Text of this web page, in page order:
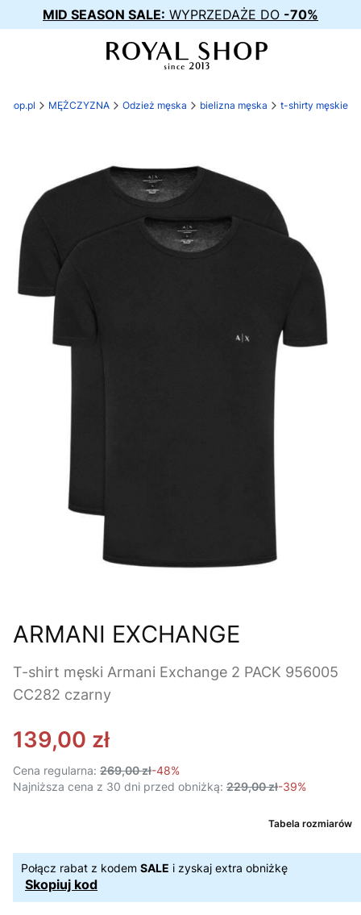
MID SEASON SALE: WYPRZEDAŻE DO -70%
MĘŻCZYZNA Odzież męska bielizna męska t-shirty męskie
ARMANI EXCHANGE
T-shirt męski Armani Exchange 2 PACK 956005
CC282 czarny
139,00 zł
Cena regularna: 269,00 zł-48%
Najniższa cena z 30 dni przed obniżką: 229,00 zł-39%
Tabela rozmiarów
Połącz rabat z kodem SALE i zyskaj extra obniżkę
Skopiuj kod